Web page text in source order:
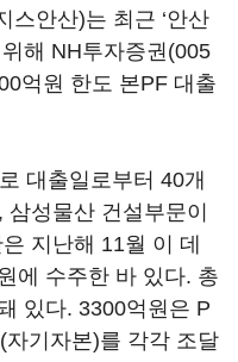
스안산)는 최근 ‘안산
해 NH투자증권(005
억원 한도 본PF 대출
대출일로부터 40개
성물산 건설부문이
지난해 11월 이 데
에 수주한 바 있다. 총
있다. 3300억원은 P
기자본)를 각각 조달